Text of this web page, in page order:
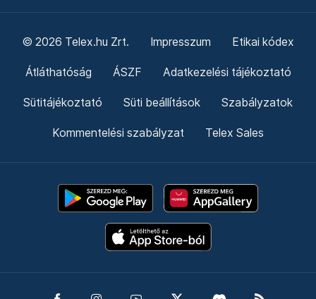
© 2026 Telex.hu Zrt. Impresszum Etikai kódex
Átláthatóság ÁSZF Adatkezelési tájékoztató
Sütitájékoztató Süti beállítások Szabályzatok
Kommentelési szabályzat Telex Sales